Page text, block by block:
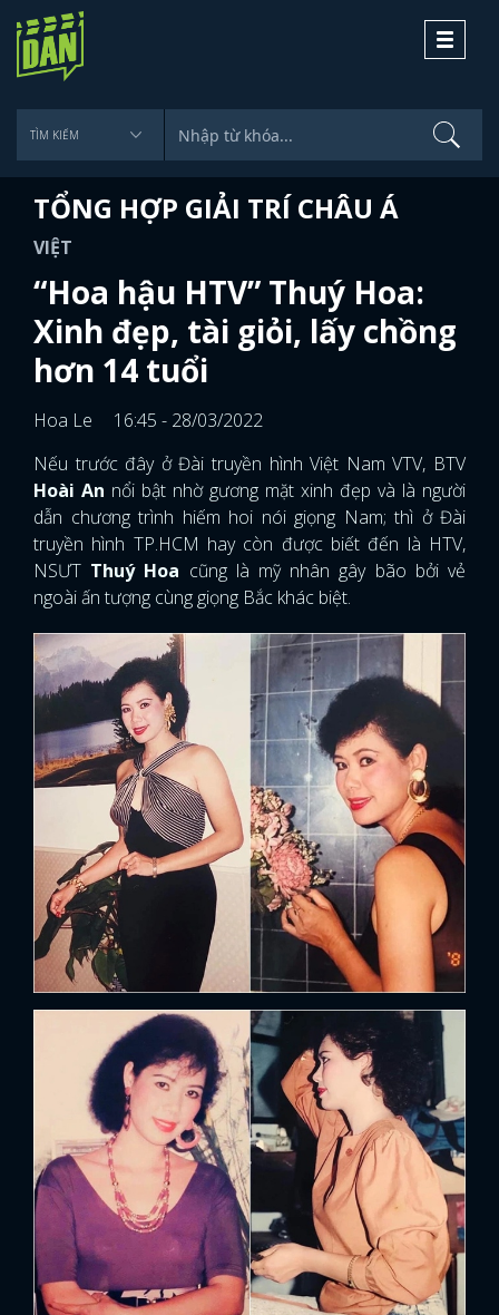
Toggle
TỔNG HỢP GIẢI TRÍ CHÂU Á
VIỆT
“Hoa hậu HTV” Thuý Hoa:
Xinh đẹp, tài giỏi, lấy chồng
hơn 14 tuổi
Hoa Le
16:45 - 28/03/2022
Nếu trước đây ở Đài truyền hình Việt Nam VTV, BTV
Hoài An nổi bật nhờ gương mặt xinh đẹp và là người
dẫn chương trình hiếm hoi nói giọng Nam; thì ở Đài
truyền hình TP.HCM hay còn được biết đến là HTV,
NSƯT Thuý Hoa cũng là mỹ nhân gây bão bởi vẻ
ngoài ấn tượng cùng giọng Bắc khác biệt.